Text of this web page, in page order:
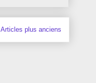
Articles plus anciens